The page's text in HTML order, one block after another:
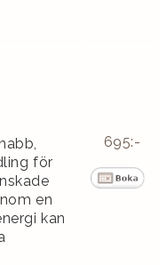
för
en
kan
695:-